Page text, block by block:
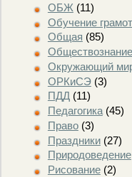
ОБЖ (11)
Обучение
Общая (85)
Обществознание
Окружающий
ОРКиСЭ(3)
ПДД (11)
Педагогика(45)
Право(3)
Праздники(27)
Природоведение
Рисование(2)